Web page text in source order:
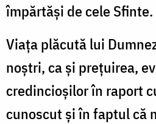
împărtăși de cele Sfinte.
Viața plăcută lui
noștri, ca și prețuirea,
credincioșilor în raport
cunoscut și în faptul că